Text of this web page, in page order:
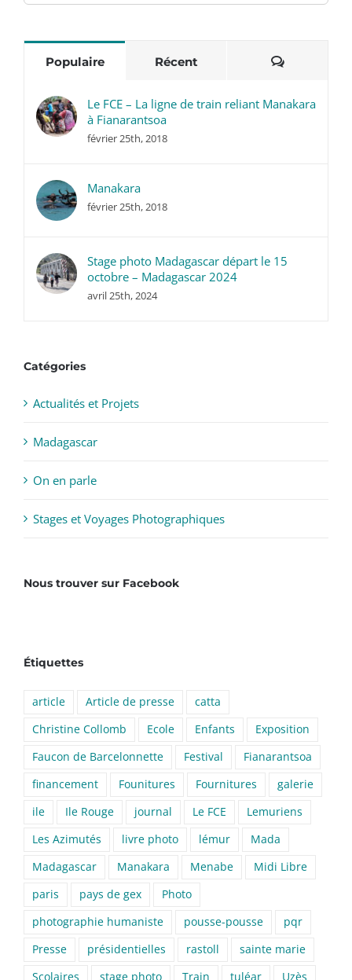
Populaire Récent
Le FCE – La ligne de train reliant Manakara
à Fianarantsoa
février 25th, 2018
Manakara
février 25th, 2018
Stage photo Madagascar départ le 15
octobre – Madagascar 2024
avril 25th, 2024
Catégories
Actualités et Projets
Madagascar
On en parle
Stages et Voyages Photographiques
Nous trouver sur Facebook
Étiquettes
article Article de presse
catta
Christine Collomb
Ecole Enfants
Exposition
Faucon de Barcelonnette
Festival
Fianarantsoa
financement
Founitures Fournitures
galerie
ile
Ile Rouge journal Le FCE
Lemuriens
Les Azimutés
livre photo lémur
Mada
Madagascar
Manakara Menabe
Midi Libre
paris
pays de gex
Photo
photographie humaniste
pousse-pousse
pqr
Presse
présidentielles rastoll
sainte marie
Scolaires
stage photo Train tuléar Uzès